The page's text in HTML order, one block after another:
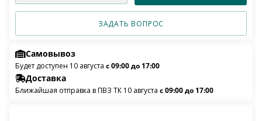
ЗАДАТЬ ВОПРОС
Самовывоз
Будет доступен 10 августа с 09:00 до 17:00
Доставка
Ближайшая отправка в ПВЗ ТК 10 августа с 09:00 до 17:00